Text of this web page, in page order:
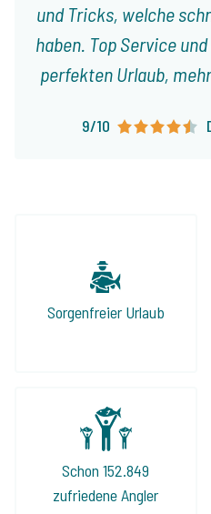
und Tricks, welche
haben. Top Service
perfekten Urlaub,
9/10
Sorgenfreier Urlaub
Schon 152.849
zufriedene Angler